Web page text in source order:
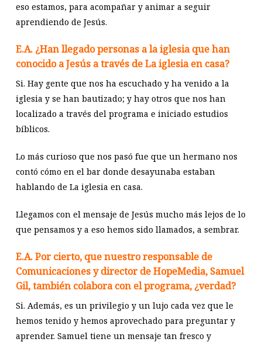
eso estamos, para acompañar y animar a seguir
aprendiendo de Jesús.
E.A. ¿Han llegado personas a la iglesia que han
conocido a Jesús a través de La iglesia en casa?
Si. Hay gente que nos ha escuchado y ha venido a la
iglesia y se han bautizado; y hay otros que nos han
localizado a través del programa e iniciado estudios
bíblicos.
Lo más curioso que nos pasó fue que un hermano nos
contó cómo en el bar donde desayunaba estaban
hablando de La iglesia en casa.
Llegamos con el mensaje de Jesús mucho más lejos de lo
que pensamos y a eso hemos sido llamados, a sembrar.
E.A. Por cierto, que nuestro responsable de
Comunicaciones y director de HopeMedia, Samuel
Gil, también colabora con el programa, ¿verdad?
Si. Además, es un privilegio y un lujo cada vez que le
hemos tenido y hemos aprovechado para preguntar y
aprender. Samuel tiene un mensaje tan fresco y